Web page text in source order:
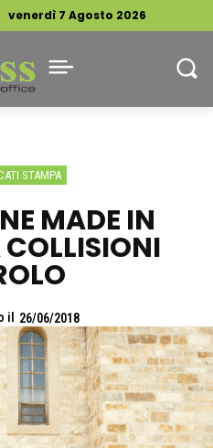
venerdì 7 Agosto 2026
STAMPA
MADE IN
il 26/06/2018